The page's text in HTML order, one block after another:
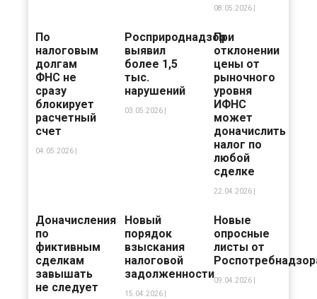
08.05.2026 |
По
налоговым
долгам
ФНС не
сразу
блокирует
расчетный
счет
04.05.2026 |
Росприроднадзор
выявил
более 1,5
тыс.
нарушений
03.05.2026 |
При
отклонении
цены от
рыночного
уровня
ИФНС
может
доначислить
налог по
любой
сделке
22.04.2026 |
Доначисления
по
фиктивным
сделкам
завышать
не следует
Новый
порядок
взыскания
налоговой
задолженности
15.04.2026 |
Новые
опросные
листы от
09.04.2026 |